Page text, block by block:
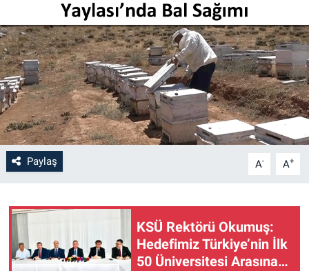
Paylaş A- A+
KSÜ Rektörü Okumuş:
Hedefimiz Türkiye’nin İlk
50 Üniversitesi Arasına
SAĞLIK
YAŞAM
EĞİTİM
ASAYİŞ
MAGAZİN